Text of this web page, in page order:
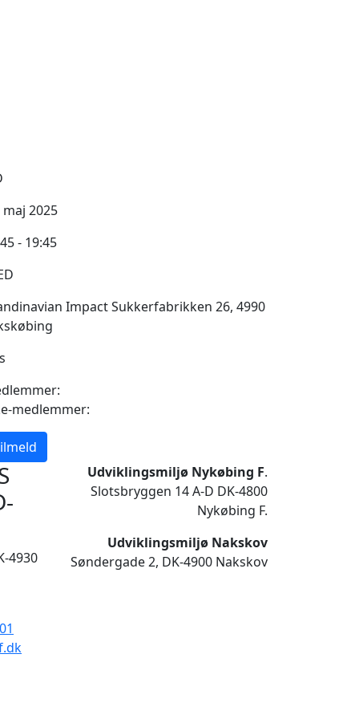
maj 2025
- 19:45
Impact Sukkerfabrikken 26, 4990
medlemmer:
4930
Udviklingsmiljø Nykøbing F.
Slotsbryggen 14 A-D DK-4800
Nykøbing F.
Udviklingsmiljø Nakskov
Søndergade 2, DK-4900 Nakskov